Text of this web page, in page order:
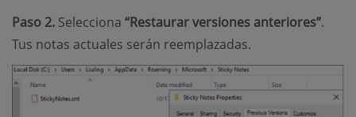
Paso 2. Selecciona “Restaurar versiones anteriores”.
Tus notas actuales serán reemplazadas.